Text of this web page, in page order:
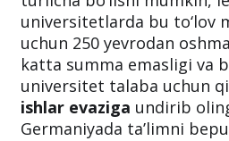
universitetlarda bu to‘lov
uchun 250 yevrodan
katta summa emasligi va
universitet talaba uchun
ishlar evaziga undirib
Germaniyada ta’limni